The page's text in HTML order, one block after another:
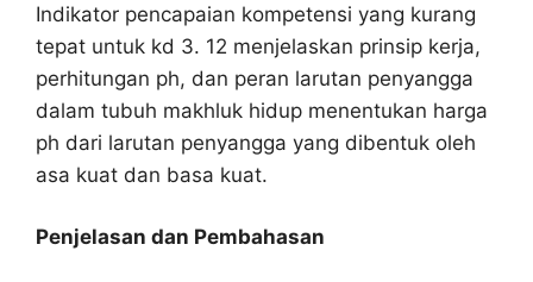
Indikator pencapaian kompetensi yang kurang
tepat untuk kd 3. 12 menjelaskan prinsip kerja,
perhitungan ph, dan peran larutan penyangga
dalam tubuh makhluk hidup menentukan harga
ph dari larutan penyangga yang dibentuk oleh
asa kuat dan basa kuat.
Penjelasan dan Pembahasan